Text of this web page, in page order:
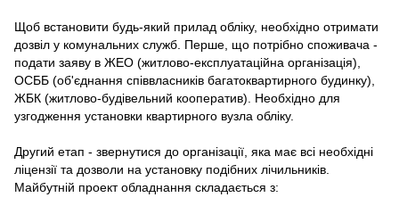
Щоб встановити будь-який прилад обліку, необхідно отримати
дозвіл у комунальних служб. Перше, що потрібно споживача -
подати заяву в ЖЕО (житлово-експлуатаційна організація),
ОСББ (об'єднання співвласників багатоквартирного будинку),
ЖБК (житлово-будівельний кооператив). Необхідно для
узгодження установки квартирного вузла обліку.
Другий етап - звернутися до організації, яка має всі необхідні
ліцензії та дозволи на установку подібних лічильників.
Майбутній проект обладнання складається з: